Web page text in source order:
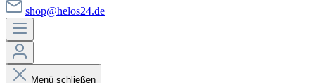
shop@helos24.de
Menü schließen